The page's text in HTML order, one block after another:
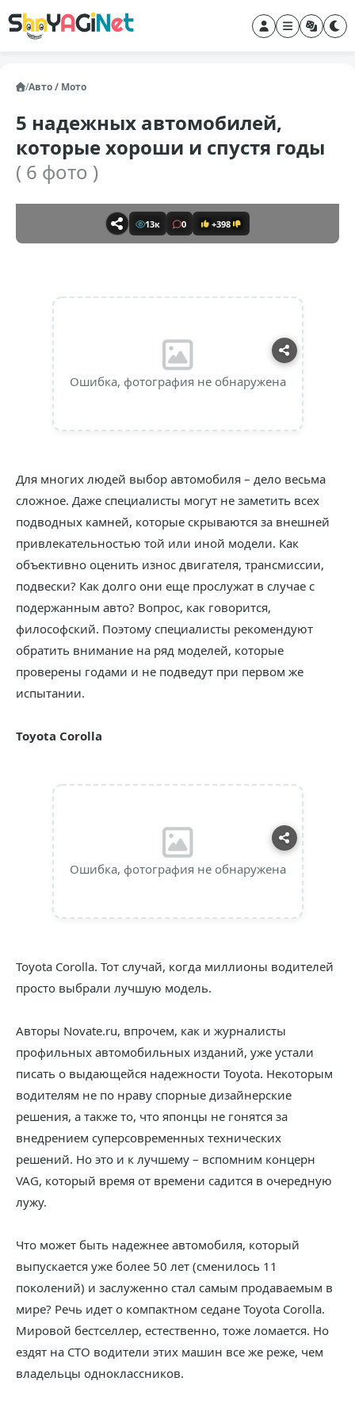
/Авто / Мото
5 надежных автомобилей,
которые хороши и спустя годы
( 6 фото )
13к 0 +398
Ошибка, фотография не обнаружена
Для многих людей выбор автомобиля – дело весьма
сложное. Даже специалисты могут не заметить всех
подводных камней, которые скрываются за внешней
привлекательностью той или иной модели. Как
объективно оценить износ двигателя, трансмиссии,
подвески? Как долго они еще прослужат в случае с
подержанным авто? Вопрос, как говорится,
философский. Поэтому специалисты рекомендуют
обратить внимание на ряд моделей, которые
проверены годами и не подведут при первом же
испытании.
Toyota Corolla
Ошибка, фотография не обнаружена
Toyota Corolla. Тот случай, когда миллионы водителей
просто выбрали лучшую модель.
Авторы Novate.ru, впрочем, как и журналисты
профильных автомобильных изданий, уже устали
писать о выдающейся надежности Toyota. Некоторым
водителям не по нраву спорные дизайнерские
решения, а также то, что японцы не гонятся за
внедрением суперсовременных технических
решений. Но это и к лучшему – вспомним концерн
VAG, который время от времени садится в очередную
лужу.
Что может быть надежнее автомобиля, который
выпускается уже более 50 лет (сменилось 11
поколений) и заслуженно стал самым продаваемым в
мире? Речь идет о компактном седане Toyota Corolla.
Мировой бестселлер, естественно, тоже ломается. Но
ездят на СТО водители этих машин все же реже, чем
владельцы одноклассников.